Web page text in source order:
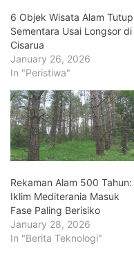
6 Objek Wisata Alam Tutup
Sementara Usai Longsor di
Cisarua
January 26, 2026
In "Peristiwa"
Rekaman Alam 500 Tahun:
Iklim Mediterania Masuk
Fase Paling Berisiko
January 28, 2026
In "Berita Teknologi"